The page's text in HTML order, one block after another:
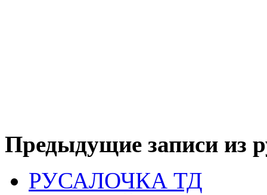
Предыдущие записи из
РУСАЛОЧКА ТД